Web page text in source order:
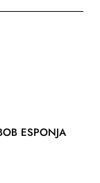
ESPONJA